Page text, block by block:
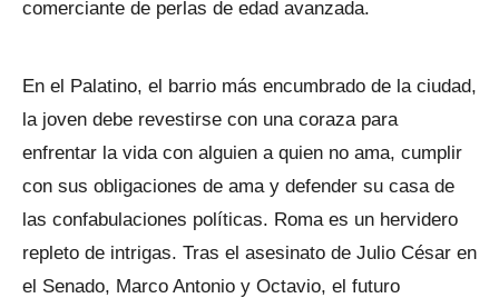
comerciante de perlas de edad avanzada.
En el Palatino, el barrio más encumbrado de la ciudad,
la joven debe revestirse con una coraza para
enfrentar la vida con alguien a quien no ama, cumplir
con sus obligaciones de ama y defender su casa de
las confabulaciones políticas. Roma es un hervidero
repleto de intrigas. Tras el asesinato de Julio César en
el Senado, Marco Antonio y Octavio, el futuro